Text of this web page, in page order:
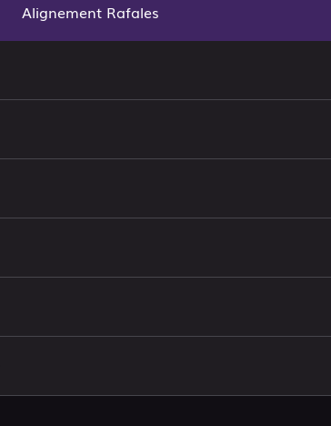
Alignement Rafales